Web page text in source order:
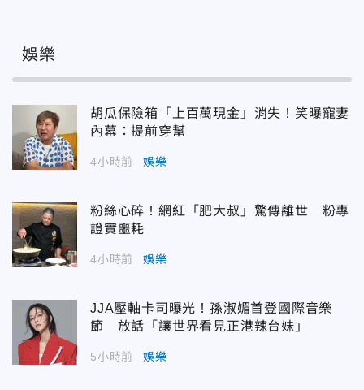
娛樂
胡瓜保險箱「上百萬現金」消失！笑曝寵妻
內幕：提前穿幫
4小時前 娛樂
粉絲心碎！網紅「肥大叔」驚傳離世 粉專
證實噩耗
4小時前 娛樂
JJA壓軸卡司曝光！孫淑媚首登國際音樂
節 放話「讓世界看見正港辣台妹」
5小時前 娛樂